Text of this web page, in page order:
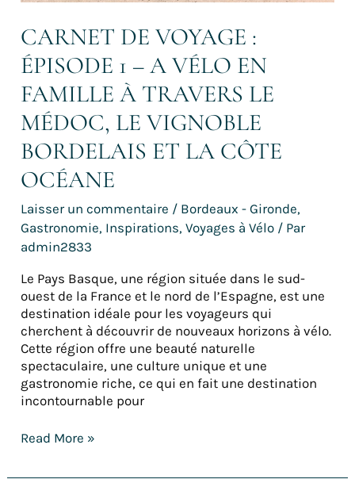
CARNET DE VOYAGE :
ÉPISODE 1 – A VÉLO EN
FAMILLE À TRAVERS LE
MÉDOC, LE VIGNOBLE
BORDELAIS ET LA CÔTE
OCÉANE
Laisser un commentaire / Bordeaux - Gironde,
Gastronomie, Inspirations,Voyages à Vélo / Par
admin2833
Le Pays Basque, une région située dans le sud-
ouest de la France et le nord de l’Espagne, est une
destination idéale pour les voyageurs qui
cherchent à découvrir de nouveaux horizons à vélo.
Cette région offre une beauté naturelle
spectaculaire, une culture unique et une
gastronomie riche, ce qui en fait une destination
incontournable pour
Read More »